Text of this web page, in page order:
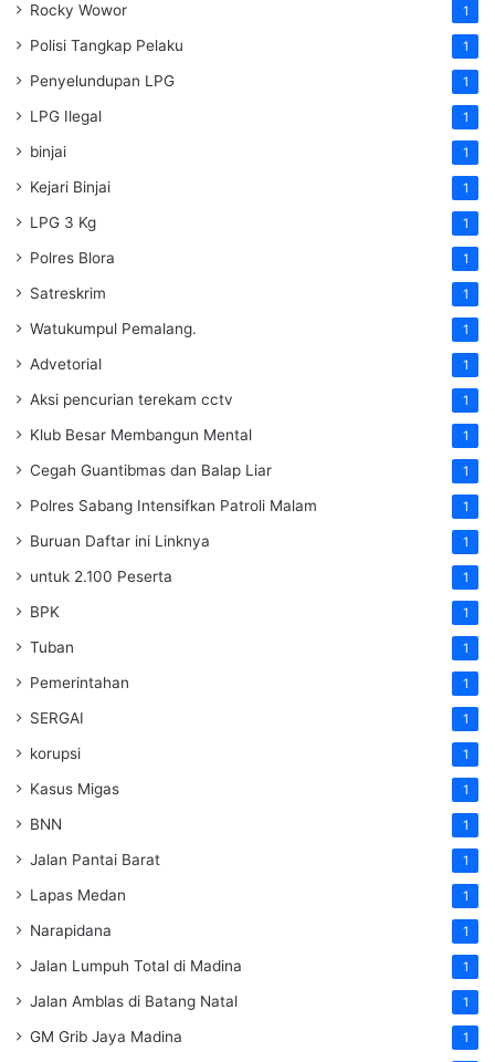
Rocky Wowor 1
Polisi Tangkap Pelaku 1
Penyelundupan LPG 1
LPG Ilegal 1
binjai 1
Kejari Binjai 1
LPG 3 Kg 1
Polres Blora 1
Satreskrim 1
Watukumpul Pemalang. 1
Advetorial 1
Aksi pencurian terekam cctv 1
Klub Besar Membangun Mental 1
Cegah Guantibmas dan Balap Liar 1
Polres Sabang Intensifkan Patroli Malam 1
Buruan Daftar ini Linknya 1
untuk 2.100 Peserta 1
BPK 1
Tuban 1
Pemerintahan 1
SERGAI 1
korupsi 1
Kasus Migas 1
BNN 1
Jalan Pantai Barat 1
Lapas Medan 1
Narapidana 1
Jalan Lumpuh Total di Madina 1
Jalan Amblas di Batang Natal 1
GM Grib Jaya Madina 1